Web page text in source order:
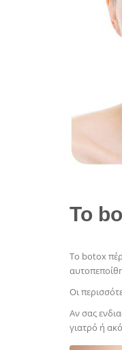
Το
Το botox
Οι
Αν σας
γιατρό ή